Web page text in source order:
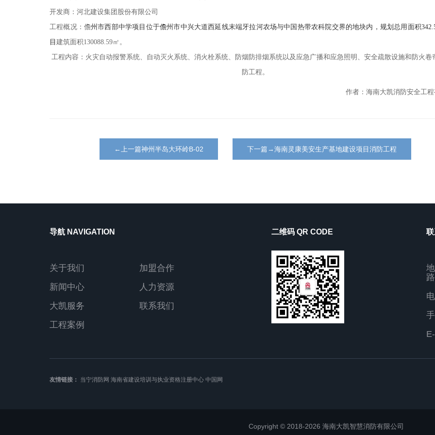
开发商：河北建设集团股份有限公司
工程概况： 儋州市西部中学项目位于儋州市中兴大道西延线末端牙拉河农场与中国热带农科院交界的地块内，规划总用面积
目 建筑面积130088.59㎡。
工程内容：火灾自动报警系统、自动灭火系统、消火栓系统、防烟防排烟系统以及应急广播和应急照明、安全疏散设施和防火卷
防工程。
作者：海南大凯消防安全工程
←上一篇神州半岛大环岭B-02 下一篇→海南灵康美安生产基地建设项目消防工程
导航 NAVIGATION
关于我们
加盟合作
新闻中心
人力资源
大凯服务
联系我们
工程案例
二维码 QR CODE
友情链接： 当宁消防网 海南省建设培训与执业资格注册中心 中国网
Copyright © 2018-2026 海南大凯智慧消防有限公司